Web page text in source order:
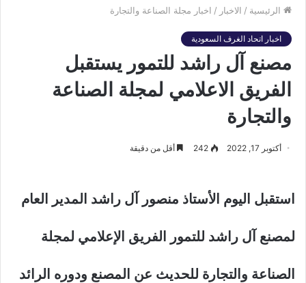
الرئيسية / الاخبار / اخبار مجلة الصناعة والتجارة
اخبار اتحاد الغرف السعودية
مصنع آل راشد للتمور يستقبل
الفريق الاعلامي لمجلة الصناعة
والتجارة
أكتوبر 17, 2022 242 أقل من دقيقة
استقبل اليوم الأستاذ منصور آل راشد المدير العام
لمصنع آل راشد للتمور الفريق الإعلامي لمجلة
الصناعة والتجارة للحديث عن المصنع ودوره الرائد